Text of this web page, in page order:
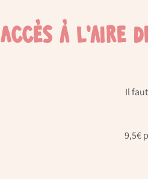
Accès à l'aire
Il
9,5€